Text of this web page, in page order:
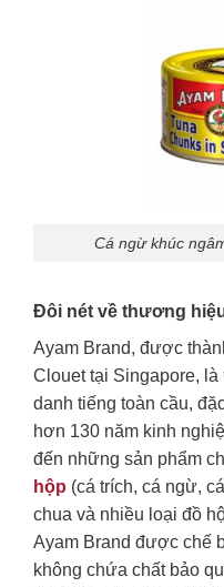
Cá ngừ khúc
Đôi nét về thương
Ayam Brand, được
Clouet tại Singapore,
danh tiếng toàn cầu,
hơn 130 năm kinh
đến những sản phẩm
hộp (cá trích, cá ngừ,
chua và nhiều loại đồ
Ayam Brand được chế
không chứa chất bảo